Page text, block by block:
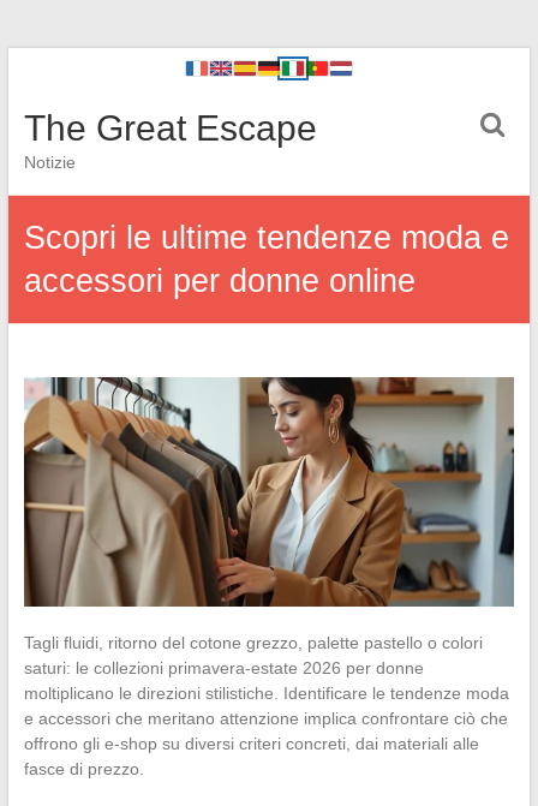
The Great Escape
Notizie
Scopri le ultime tendenze moda e
accessori per donne online
Tagli fluidi, ritorno del cotone grezzo, palette pastello o colori
saturi: le collezioni primavera-estate 2026 per donne
moltiplicano le direzioni stilistiche. Identificare le tendenze moda
e accessori che meritano attenzione implica confrontare ciò che
offrono gli e-shop su diversi criteri concreti, dai materiali alle
fasce di prezzo.